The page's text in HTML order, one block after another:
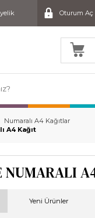
Oturum Aç
Numaralı A4 Kağıtlar
A4 Kağıt
NUMARALI
Yeni Ürünler